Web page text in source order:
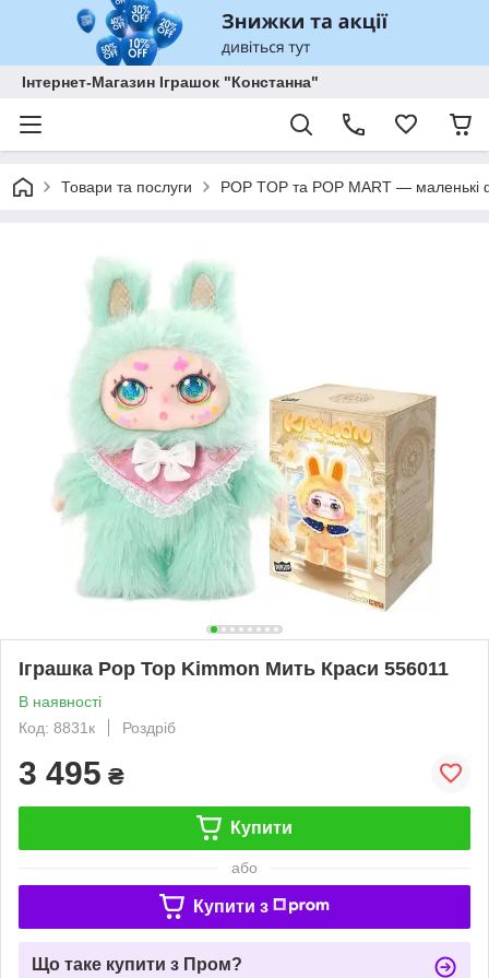
Інтернет-Магазин Іграшок "Констанна"
Товари та послуги POP TOP та POP MART — маленькі
Іграшка Pop Top Kimmon Мить Краси 556011
В наявності
Код: 8831к
Роздріб
3 495 ₴
Купити
або
Купити з
Що таке купити з Пром?